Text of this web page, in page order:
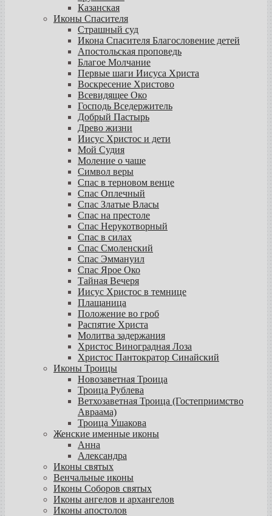
Казанская
Иконы Спасителя
Страшный суд
Икона Спасителя Благословение детей
Апостольская проповедь
Благое Молчание
Первые шаги Иисуса Христа
Воскресение Христово
Всевидящее Око
Господь Вседержитель
Добрый Пастырь
Древо жизни
Иисус Христос и дети
Мой Судия
Моление о чаше
Символ веры
Спас в терновом венце
Спас Оплечный
Спас Златые Власы
Спас на престоле
Спас Нерукотворный
Спас в силах
Спас Смоленский
Спас Эммануил
Спас Ярое Око
Тайная Вечеря
Иисус Христос в темнице
Плащаница
Положение во гроб
Распятие Христа
Молитва задержания
Христос Виноградная Лоза
Христос Пантократор Синайский
Иконы Троицы
Новозаветная Троица
Троица Рублева
Ветхозаветная Троица (Гостеприимство
Авраама)
Троица Ушакова
Женские именные иконы
Анна
Александра
Иконы святых
Венчальные иконы
Иконы Соборов святых
Иконы ангелов и архангелов
Иконы апостолов